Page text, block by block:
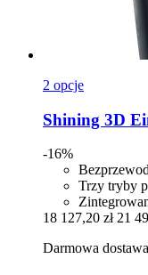
2 opcje
Shining 3D
-16%
Trzy tryby
18 127,20 zł 21
Darmowa